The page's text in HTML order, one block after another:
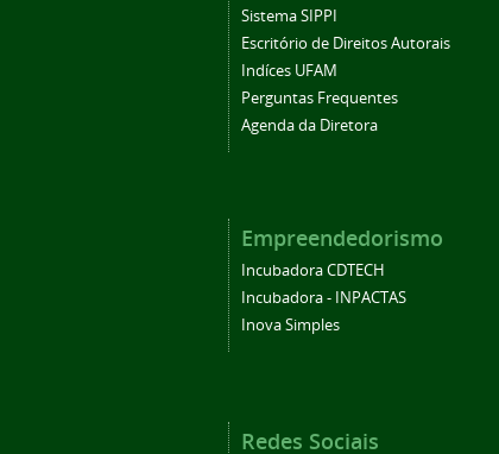
Sistema SIPPI
Escritório de Direitos Autorais
Indíces UFAM
Perguntas Frequentes
Agenda da Diretora
Empreendedorismo
Incubadora CDTECH
Incubadora - INPACTAS
Inova Simples
Redes Sociais